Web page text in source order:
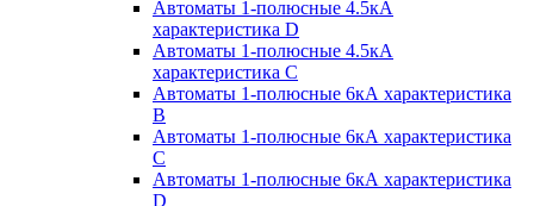
Автоматы 1-полюсные 4.5кА
характеристика D
Автоматы 1-полюсные 4.5кА
характеристика С
Автоматы 1-полюсные 6кА характеристика
B
Автоматы 1-полюсные 6кА характеристика
C
Автоматы 1-полюсные 6кА характеристика
D